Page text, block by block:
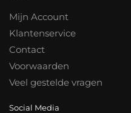
Mijn Account
Klantenservice
Contact
Voorwaarden
Veel gestelde vragen
Social Media